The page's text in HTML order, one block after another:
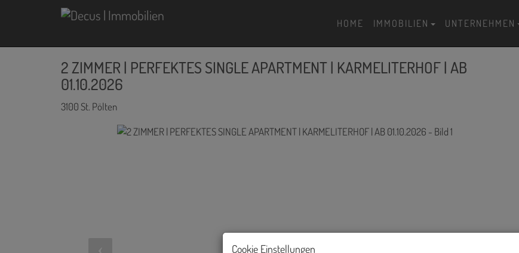
HOME IMMOBILIEN UNTERNEHMEN
2 ZIMMER | PERFEKTES SINGLE APARTMENT | KARMELITERHOF | AB
01.10.2026
3100 St. Pölten
Cookie Einstellungen